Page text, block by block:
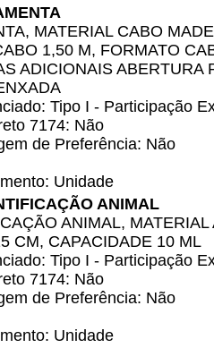
MATERIAL CABO
1,50 M, FORMATO
ADICIONAIS ABERTURA
Tipo I - Participação
7174: Não
de Preferência: Não
Unidade
ANIMAL
ANIMAL,
CM, CAPACIDADE 10 ML
Tipo I - Participação
7174: Não
de Preferência: Não
Unidade